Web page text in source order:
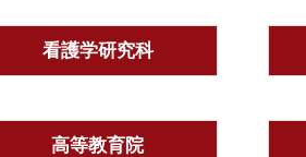
看護学研究科
高等教育院